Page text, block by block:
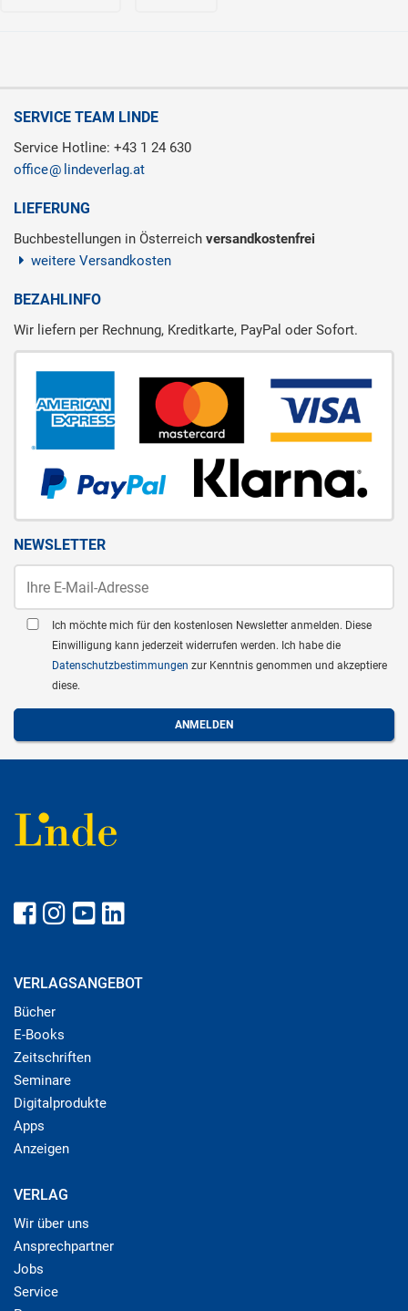
SERVICE TEAM LINDE
Service Hotline: +43 1 24 630
office
lindeverlag.at
LIEFERUNG
Buchbestellungen in Österreich versandkostenfrei
weitere Versandkosten
BEZAHLINFO
Wir liefern per Rechnung, Kreditkarte, PayPal oder Sofort.
NEWSLETTER
Ich möchte mich für den kostenlosen Newsletter anmelden. Diese
Einwilligung kann jederzeit widerrufen werden. Ich habe die
Datenschutzbestimmungen zur Kenntnis genommen und akzeptiere
diese.
VERLAGSANGEBOT
Bücher
E-Books
Zeitschriften
Seminare
Digitalprodukte
Apps
Anzeigen
VERLAG
Wir über uns
Ansprechpartner
Jobs
Service